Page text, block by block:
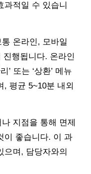
과적일 수 있습니
온라인, 모바일
행됩니다. 온라인
’ 또는 ‘상환’ 메뉴
, 평균 5~10분 내외
지점을 통해 면제
이 좋습니다. 이 과
으며, 담당자와의